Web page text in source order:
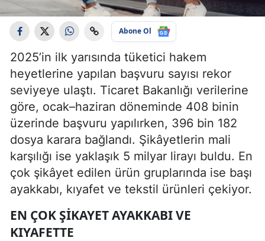
Abone Ol
2025’in ilk yarısında tüketici hakem
heyetlerine yapılan başvuru sayısı rekor
seviyeye ulaştı. Ticaret Bakanlığı verilerine
göre, ocak–haziran döneminde 408 binin
üzerinde başvuru yapılırken, 396 bin 182
dosya karara bağlandı. Şikâyetlerin mali
karşılığı ise yaklaşık 5 milyar lirayı buldu. En
çok şikâyet edilen ürün gruplarında ise başı
ayakkabı, kıyafet ve tekstil ürünleri çekiyor.
EN ÇOK ŞIKAYET AYAKKABI VE
KIYAFETTE